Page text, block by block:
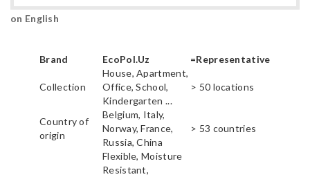
on English
Brand EcoPol.Uz =Representative
Collection
House, Apartment,
Office, School,
Kindergarten ...
> 50 locations
Country of
origin
Belgium, Italy,
Norway, France,
Russia, China
> 53 countries
Flexible, Moisture
Resistant,